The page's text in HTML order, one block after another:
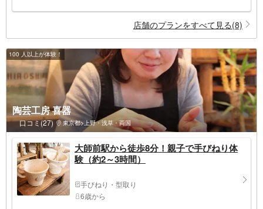
店舗のプランをすべて見る(8)
100 人以上が体験！
陶芸工房 喜器
口コミ(27) 東京都>上野・浅草・両国
大師前駅から徒歩8分！親子で手びねり体
験（約2～3時間）
手びねり・型取り
6歳から